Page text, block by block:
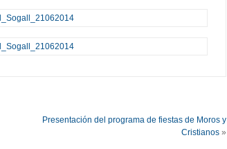
Presentación del programa de fiestas de Moros y
Cristianos»